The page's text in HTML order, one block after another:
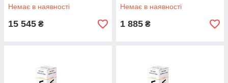
Немає в наявності
15 545 ₴
Немає в наявності
1 885 ₴